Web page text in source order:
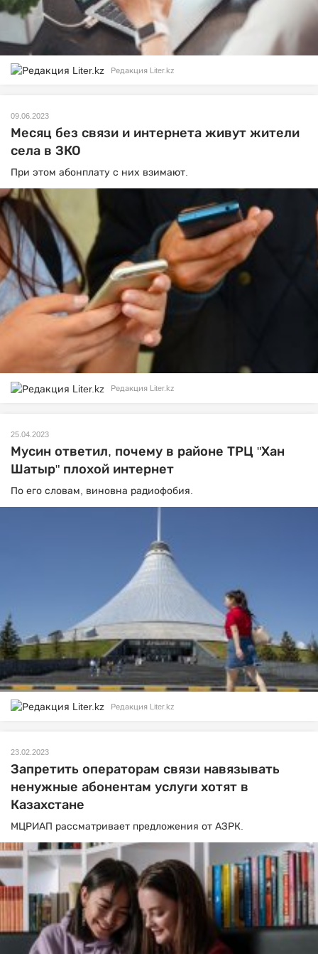
Редакция Liter.kz
09.06.2023
Месяц без связи и интернета живут жители
села в ЗКО
При этом абонплату с них взимают.
Редакция Liter.kz
25.04.2023
Мусин ответил, почему в районе ТРЦ "Хан
Шатыр" плохой интернет
По его словам, виновна радиофобия.
Редакция Liter.kz
23.02.2023
Запретить операторам связи навязывать
ненужные абонентам услуги хотят в
Казахстане
МЦРИАП рассматривает предложения от АЗРК.